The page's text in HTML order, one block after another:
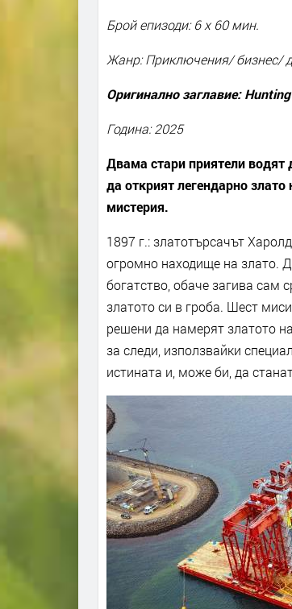
Брой епизоди: 6 x 60 мин.
Жанр: Приключения/ бизнес/
Оригинално заглавие:
Година: 2025
Двама стари приятели водят
да открият легендарно
мистерия.
1897 г.: златотърсачът
огромно находище на злато.
богатство, обаче загива сам
златото си в гроба. Шест
решени да намерят златото
за следи, използвайки
истината и, може би, да